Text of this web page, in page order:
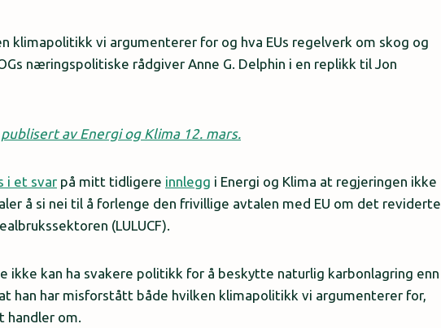
klimapolitikk vi argumenterer for og hva EUs regelverk om skog og
næringspolitiske rådgiver Anne G. Delphin i en replikk til Jon
av Energi og Klima 12. mars.
i et svar på mitt tidligere innlegg i Energi og Klima at regjeringen ikke
å si nei til å forlenge den frivillige avtalen med EU om det reviderte
(LULUCF).
ikke kan ha svakere politikk for å beskytte naturlig karbonlagring enn
han har misforstått både hvilken klimapolitikk vi argumenterer for,
handler om.